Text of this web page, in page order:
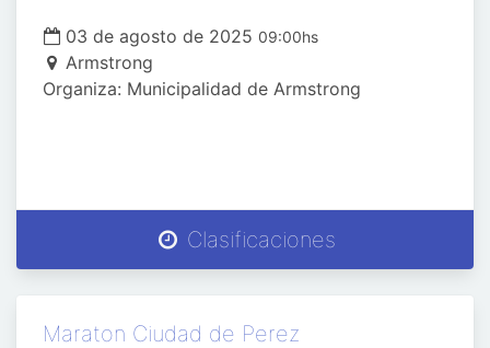
03 de agosto de 2025 09:00hs
Armstrong
Organiza: Municipalidad de Armstrong
Clasificaciones
Maraton Ciudad de Perez